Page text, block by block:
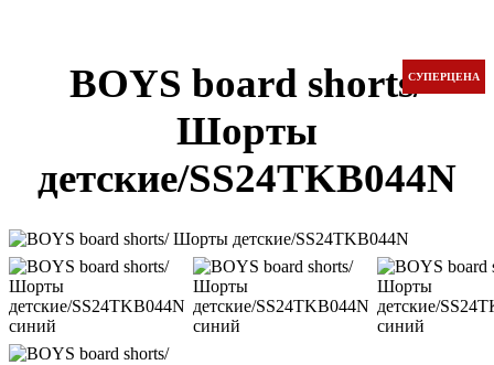
BOYS board shorts/
Шорты
детские/SS24TKB044N
СУПЕРЦЕНА